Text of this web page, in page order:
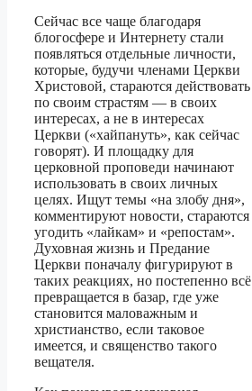
Сейчас все чаще благодаря
блогосфере и Интернету стали
появляться отдельные личности,
которые, будучи членами Церкви
Христовой, стараются действовать
по своим страстям — в своих
интересах, а не в интересах
Церкви («хайпануть», как сейчас
говорят). И площадку для
церковной проповеди начинают
использовать в своих личных
целях. Ищут темы «на злобу дня»,
комментируют новости, стараются
угодить «лайкам» и «репостам».
Духовная жизнь и Предание
Церкви поначалу фигурируют в
таких реакциях, но постепенно всё
превращается в базар, где уже
становится маловажным и
христианство, если таковое
имеется, и священство такого
вещателя.